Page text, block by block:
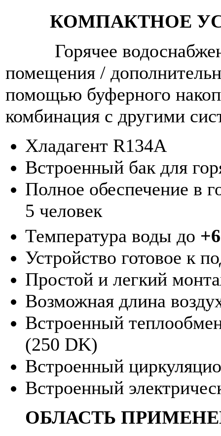
КОМПАКТНОЕ
Горячее
помещения /
помощью буферного
комбинация с другими
Хладагент R134А
Встроенный бак для
Полное обеспечение в
5 человек
Температура воды до
Устройство готовое к
Простой и легкий
Возможная длина
Встроенный
(250 DK)
Встроенный
Встроенный
ОБЛАСТЬ